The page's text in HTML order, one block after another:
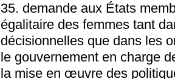
35. demande aux États
égalitaire des femmes tant
décisionnelles que dans les
le gouvernement en charge
la mise en œuvre des